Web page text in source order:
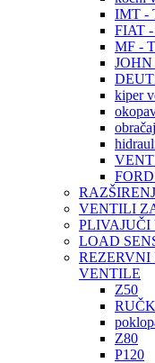
IMT -
FIAT -
MF -
JOHN
kiper
VENTILI
LOAD
VENTILE
Z50
Z80
P120